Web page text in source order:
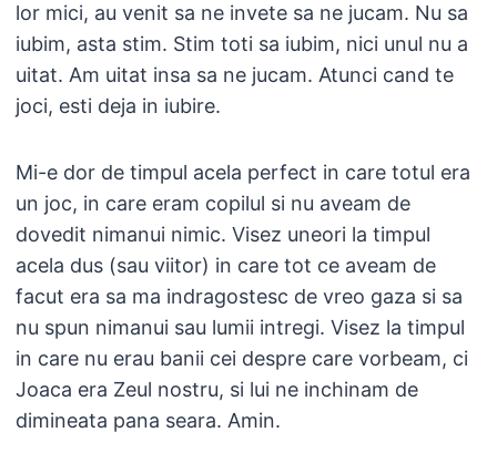
lor mici, au venit sa ne invete sa ne jucam. Nu sa
iubim, asta stim. Stim toti sa iubim, nici unul nu a
uitat. Am uitat insa sa ne jucam. Atunci cand te
joci, esti deja in iubire.
Mi-e dor de timpul acela perfect in care totul era
un joc, in care eram copilul si nu aveam de
dovedit nimanui nimic. Visez uneori la timpul
acela dus (sau viitor) in care tot ce aveam de
facut era sa ma indragostesc de vreo gaza si sa
nu spun nimanui sau lumii intregi. Visez la timpul
in care nu erau banii cei despre care vorbeam, ci
Joaca era Zeul nostru, si lui ne inchinam de
dimineata pana seara. Amin.